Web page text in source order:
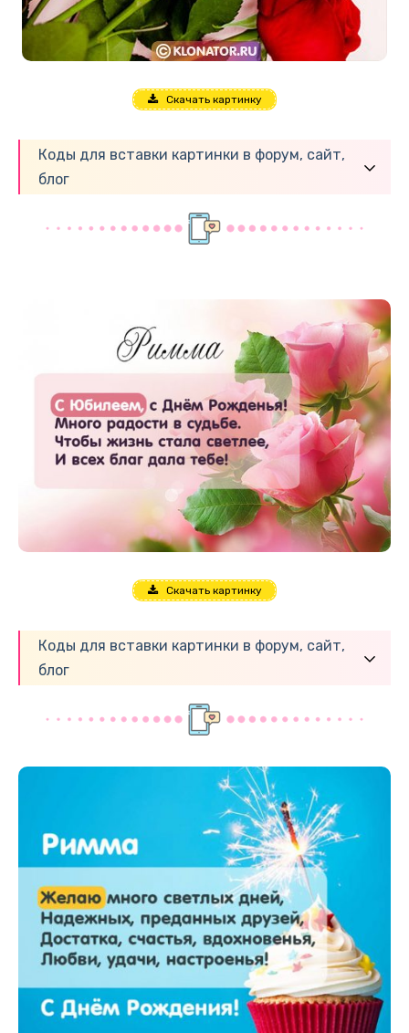
Скачать картинку
Коды для вставки картинки в форум, сайт,
блог
Скачать картинку
Коды для вставки картинки в форум, сайт,
блог